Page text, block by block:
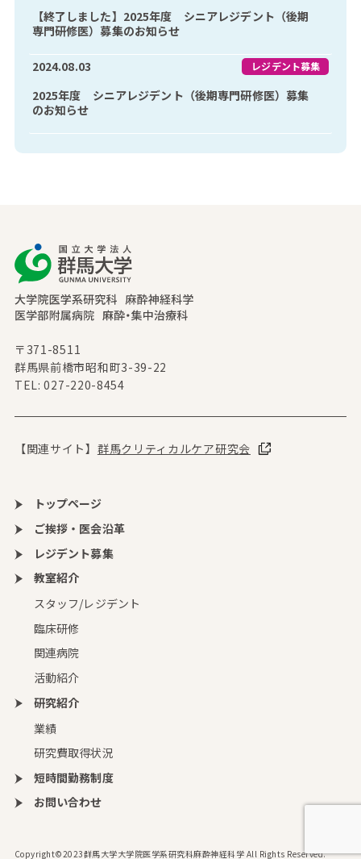
【終了しました】2025年度 シニアレジデント（後期
専門研修医）募集のお知らせ
2024.08.03 レジデント募集
2025年度 シニアレジデント（後期専門研修医）募集
のお知らせ
〒371-8511
群馬県前橋市昭和町3-39-22
TEL: 027-220-8454
【関連サイト】 群馬クリティカルケア研究会
トップページ
ご挨拶・医会沿革
レジデント募集
教室紹介
スタッフ/レジデント
臨床研修
関連病院
活動紹介
研究紹介
業績
研究費取得状況
短時間勤務制度
お問い合わせ
Copyright©2023群馬大学大学院医学系研究科麻酔神経科学 All Rights Reserved.